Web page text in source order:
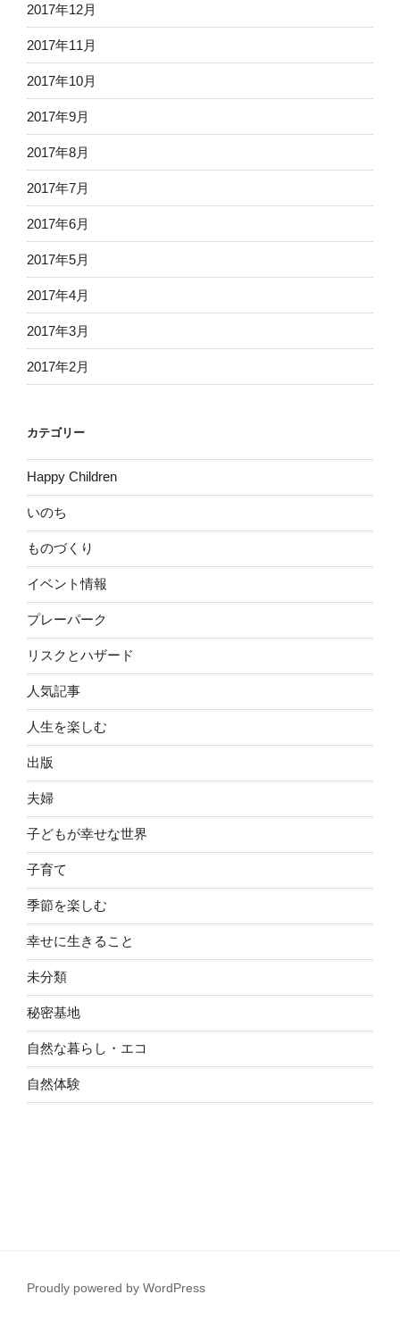
2017年12月
2017年11月
2017年10月
2017年9月
2017年8月
2017年7月
2017年6月
2017年5月
2017年4月
2017年3月
2017年2月
カテゴリー
Happy Children
いのち
ものづくり
イベント情報
プレーパーク
リスクとハザード
人気記事
人生を楽しむ
出版
夫婦
子どもが幸せな世界
子育て
季節を楽しむ
幸せに生きること
未分類
秘密基地
自然な暮らし・エコ
自然体験
Proudly powered by WordPress